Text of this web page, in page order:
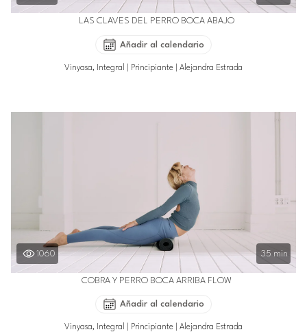
LAS CLAVES DEL PERRO BOCA ABAJO
Añadir al calendario
Vinyasa, Integral Principiante Alejandra Estrada
1060 35 min
COBRA Y PERRO BOCA ARRIBA FLOW
Añadir al calendario
Vinyasa, Integral Principiante Alejandra Estrada